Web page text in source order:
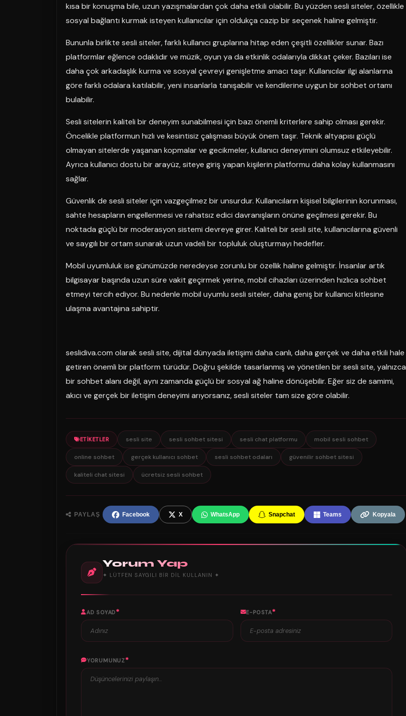
kısa bir konuşma bile, uzun yazışmalardan çok daha etkili olabilir. Bu yüzden sesli siteler, özellikle
sosyal bağlantı kurmak isteyen kullanıcılar için oldukça cazip bir seçenek haline gelmiştir.
Bununla birlikte sesli siteler, farklı kullanıcı gruplarına hitap eden çeşitli özellikler sunar. Bazı
platformlar eğlence odaklıdır ve müzik, oyun ya da etkinlik odalarıyla dikkat çeker. Bazıları ise
daha çok arkadaşlık kurma ve sosyal çevreyi genişletme amacı taşır. Kullanıcılar ilgi alanlarına
göre farklı odalara katılabilir, yeni insanlarla tanışabilir ve kendilerine uygun bir sohbet ortamı
bulabilir.
Sesli sitelerin kaliteli bir deneyim sunabilmesi için bazı önemli kriterlere sahip olması gerekir.
Öncelikle platformun hızlı ve kesintisiz çalışması büyük önem taşır. Teknik altyapısı güçlü
olmayan sitelerde yaşanan kopmalar ve gecikmeler, kullanıcı deneyimini olumsuz etkileyebilir.
Ayrıca kullanıcı dostu bir arayüz, siteye giriş yapan kişilerin platformu daha kolay kullanmasını
sağlar.
Güvenlik de sesli siteler için vazgeçilmez bir unsurdur. Kullanıcıların kişisel bilgilerinin korunması,
sahte hesapların engellenmesi ve rahatsız edici davranışların önüne geçilmesi gerekir. Bu
noktada güçlü bir moderasyon sistemi devreye girer. Kaliteli bir sesli site, kullanıcılarına güvenli
ve saygılı bir ortam sunarak uzun vadeli bir topluluk oluşturmayı hedefler.
Mobil uyumluluk ise günümüzde neredeyse zorunlu bir özellik haline gelmiştir. İnsanlar artık
bilgisayar başında uzun süre vakit geçirmek yerine, mobil cihazları üzerinden hızlıca sohbet
etmeyi tercih ediyor. Bu nedenle mobil uyumlu sesli siteler, daha geniş bir kullanıcı kitlesine
ulaşma avantajına sahiptir.
seslidiva.com olarak sesli site, dijital dünyada iletişimi daha canlı, daha gerçek ve daha etkili hale
getiren önemli bir platform türüdür. Doğru şekilde tasarlanmış ve yönetilen bir sesli site, yalnızca
bir sohbet alanı değil, aynı zamanda güçlü bir sosyal ağ haline dönüşebilir. Eğer siz de samimi,
akıcı ve gerçek bir iletişim deneyimi arıyorsanız, sesli siteler tam size göre olabilir.
ETIKETLER sesli site sesli sohbet sitesi sesli chat platformu mobil sesli sohbet
online sohbet gerçek kullanıcı sohbet sesli sohbet odaları güvenilir sohbet sitesi
kaliteli chat sitesi ücretsiz sesli sohbet
PAYLAŞ Facebook X WhatsApp Snapchat Teams Kopyala
Yorum Yap
✦ LÜTFEN SAYGILI BIR DIL KULLANIN ✦
AD SOYAD* E-POSTA*
YORUMUNUZ*